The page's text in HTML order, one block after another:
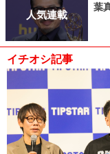
人気連載
葉
イチオシ記事